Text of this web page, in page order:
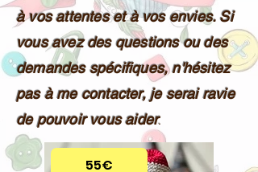
à vos attentes et à vos envies. Si
vous avez des questions ou des
demandes spécifiques, n'hésitez
pas à me contacter, je serai ravie
de pouvoir vous aider.
55€